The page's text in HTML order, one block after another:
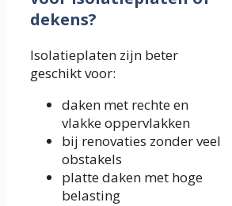
dekens?
Isolatieplaten zijn beter
geschikt voor:
daken met rechte en
vlakke oppervlakken
bij renovaties zonder veel
obstakels
platte daken met hoge
belasting